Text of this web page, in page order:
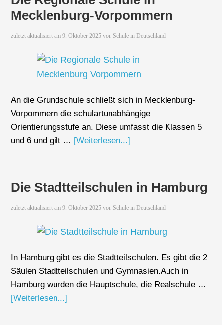
Mecklenburg-Vorpommern
zuletzt aktualisiert am9. Oktober 2025 von Schule in Deutschland
An die Grundschule schließt sich in Mecklenburg-
Vorpommern die schulartunabhängige
Orientierungsstufe an. Diese umfasst die Klassen 5
und 6 und gilt … [Weiterlesen...]
Die Stadtteilschulen in Hamburg
zuletzt aktualisiert am9. Oktober 2025 von Schule in Deutschland
In Hamburg gibt es die Stadtteilschulen. Es gibt die 2
Säulen Stadtteilschulen und Gymnasien.Auch in
Hamburg wurden die Hauptschule, die Realschule …
[Weiterlesen...]